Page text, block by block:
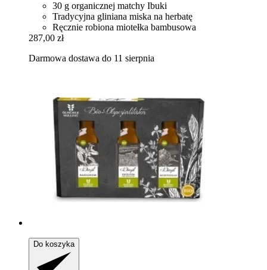
30 g organicznej matchy Ibuki
Tradycyjna gliniana miska na herbatę
Ręcznie robiona miotełka bambusowa
287,00 zł
Darmowa dostawa do 11 sierpnia
Do koszyka